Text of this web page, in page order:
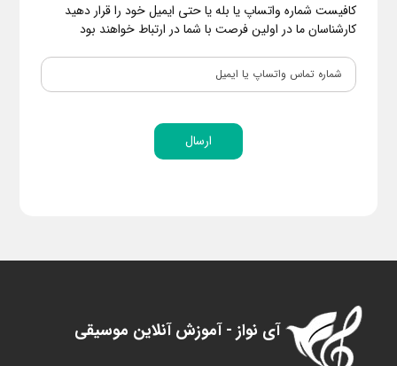
کافیست شماره واتساپ یا بله یا حتی ایمیل خود را قرار دهید
کارشناسان ما در اولین فرصت با شما در ارتباط خواهند بود
ارسال
آی نواز - آموزش آنلاین موسیقی